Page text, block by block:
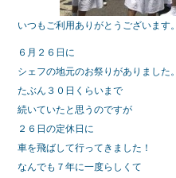
いつもご利用ありがとうございます。
６月２６日に
シェフの地元のお祭りがありました。
たぶん３０日くらいまで
続いていたと思うのですが
２６日の定休日に
車を飛ばして行ってきました！
なんでも７年に一度らしくて